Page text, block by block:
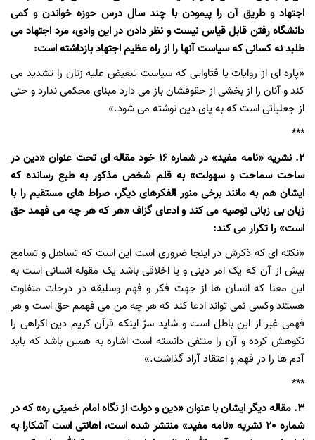
اجتهاد و طریق آن را پیمودن با چند سال درس حوزه خواندن و کمی
دانشگاه رفتن قابل قیاس نیست و نظر دادن در این وادی، مرد اجتهاد می
طلبد نه کسانی که سیاست آنها را از راه عظیم اجتهاد بازداشته است:
«پاره ای از روایات یا فتاوایی که سیاست تبعیض علیه زنان را تشدید می
کند و آنان را از بخشی از حقوقشان باز می دارد مبنای محکمی ندارد و حتی
از جعلیاتی است که به پای دین نوشته می شود.»
***
2. نشریه «نامه مفید» در شماره 16 خود مقاله ای تحت عنوان «دین در
ساحت سماحت و سهولت» به قلم شخص مذکور به طبع رسانده که
ایشان هم به مانند برخی منور الفکرهای دیگر، صراط های مستقیم را با
زبان بی زبانی توصیه می کند و ادعای گزاف «هر که هر چه می فهمد حق
است» را تکرار می کند:
«نکته ای که ذکرش در اینجا ضروری است این است که تساهل و تسامح
بیش از آن که یک امر دینی و یا اخلاقی باشد یک مقوله انسانی است به
این معنا که انسان ها از جهت فکر و فهم وسلیقه در درجات متفاوت
هستند وکسی نمی تواند ادعا کند که هر چه من می فهمم حق است و هر
فهمی غیر از این باطل است و شاید سرّ اینکه قرآن کریم دین اکراهی را
نکوهش کرده و آن را منتفی دانسته است اشاره به همین باشد که باید
آدم ها را در فهم و اعتقاد آزاد گذاشت.»
***
3. مقاله دیگر ایشان با عنوان «دین و دولت از نگاه امام خمینی ره» که در
شماره 20 نشریه «نامه مفید» منتشر شده است، اهانتی است آشکارا به